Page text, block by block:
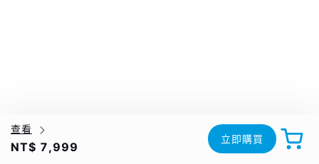
查看
NT$ 7,999
立即購買